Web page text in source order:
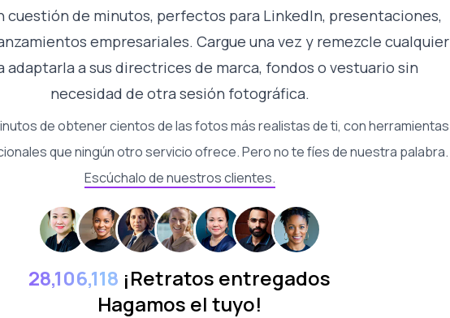
cuestión de minutos, perfectos para LinkedIn, presentaciones,
empresariales. Cargue una vez y remezcle cualquier
adaptarla a sus directrices de marca, fondos o vestuario sin
necesidad de otra sesión fotográfica.
de obtener cientos de las fotos más realistas de ti, con herramientas
que ningún otro servicio ofrece. Pero no te fíes de nuestra palabra.
Escúchalo de nuestros clientes.
28,106,118 ¡Retratos entregados
Hagamos el tuyo!